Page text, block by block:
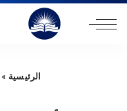
الرئيسية »